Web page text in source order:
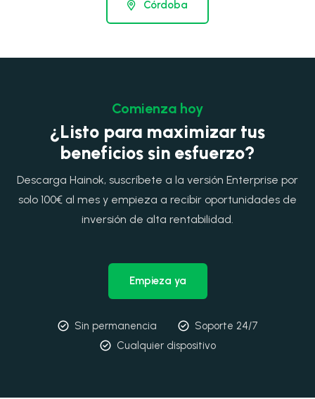
Córdoba
Comienza hoy
¿Listo para maximizar tus
beneficios sin esfuerzo?
Descarga Hainok, suscríbete a la versión Enterprise por
solo 100€ al mes y empieza a recibir oportunidades de
inversión de alta rentabilidad.
Empieza ya
Sin permanencia
Soporte 24/7
Cualquier dispositivo